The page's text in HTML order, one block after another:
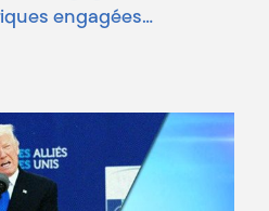
engagées…